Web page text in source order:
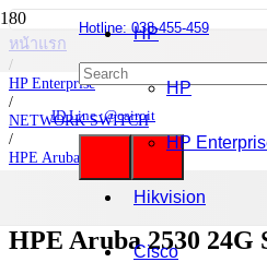
Hotline: 038-455-459
Mobile : 085-0844-555 / 090-
ID Line :@cairoit
HP
HP
HP
Hikvision
Cisco
หน้าแรก
/
HP Enterprise
/
NETWORK SWITCH
/
HPE Aruba 2530 Series
HPE Aruba 2530 24G Switch
HPE Aruba 2530 24G